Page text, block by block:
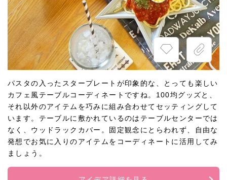
パスタの入ったスタープレートが印象的な、とっても楽しい
カフェ風テーブルコーディネートですね。100均グッズと、
それ以外のアイテムを巧みに組み合わせてセッティングして
います。テーブルに敷かれているのはテーブルセンターでは
なく、ウッドラックカバー。固定観念にとらわれず、自由な
発想でお気に入りのアイテムをコーディネートに活用してみ
ましょう。